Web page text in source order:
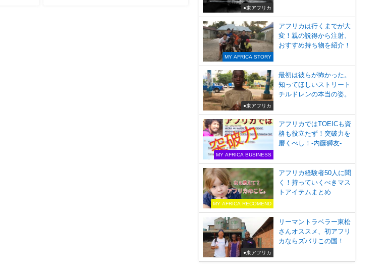
●東アフリカ
MY AFRICA STORY
アフリカは行くまでが大
変！親の説得から注射、
おすすめ持ち物を紹介！
●東アフリカ
最初は彼らが怖かった。
知ってほしいストリート
チルドレンの本当の姿。
MY AFRICA BUSINESS
アフリカではTOEICも資
格も役立たず！突破力を
磨くべし！-内藤獅友-
MY AFRICA RECOMEND
アフリカ経験者50人に聞
く！持っていくべきマス
トアイテムまとめ
●東アフリカ
リーマントラベラー東松
さんオススメ、初アフリ
カならズバリこの国！